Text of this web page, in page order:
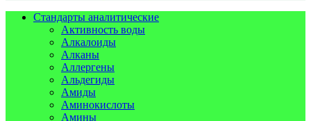
Стандарты аналитические
Активность воды
Алкалоиды
Алканы
Аллергены
Альдегиды
Амиды
Аминокислоты
Амины